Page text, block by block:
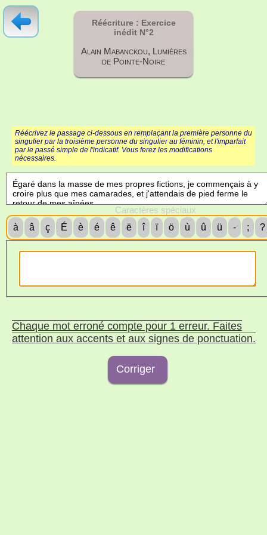
Réécriture : Exercice
inédit N°2
Alain Mabanckou, Lumières
de Pointe-Noire
Réécrivez le passage ci-dessous en remplaçant la première personne du
singulier par la troisième personne du singulier au féminin, et l'imparfait
par le passé simple de l'indicatif. Vous ferez les modifications
nécessaires.
Caractères spéciaux
à
â ç É è é ê ë î ï ö ù û ü - ; ?
Chaque mot erroné compte pour 1 erreur. Faites
attention aux accents et aux signes de ponctuation.